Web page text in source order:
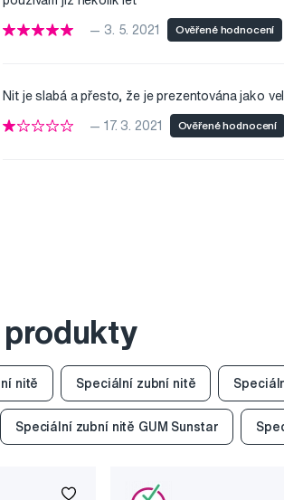
— 3. 5. 2021 Ověřené hodnocení
Nit je slabá a přesto, že je prezentována jako
— 17. 3. 2021 Ověřené hodnocení
produkty
nitě Speciální zubní nitě
Speciální zubní nitě GUM Sunstar